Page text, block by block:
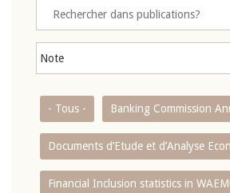
- Tous - Banking Commission
Documents d’Etude et d’Analyse
Financial Inclusion statistics in